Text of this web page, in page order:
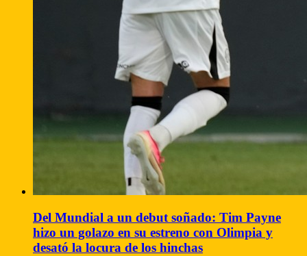
Del Mundial a un debut soñado: Tim Payne
hizo un golazo en su estreno con Olimpia y
desató la locura de los hinchas